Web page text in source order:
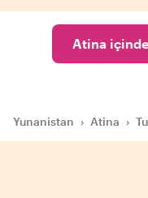
Atina
Yunanistan › Atina ›